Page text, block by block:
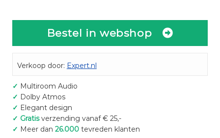
Bestel in webshop
Verkoop door: Expert.nl
✓ Multiroom Audio
✓ Dolby Atmos
✓ Elegant design
✓ Gratisverzending vanaf € 25,-
✓ Meer dan 26.000tevreden klanten